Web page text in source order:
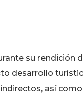
su rendición
desarrollo
así